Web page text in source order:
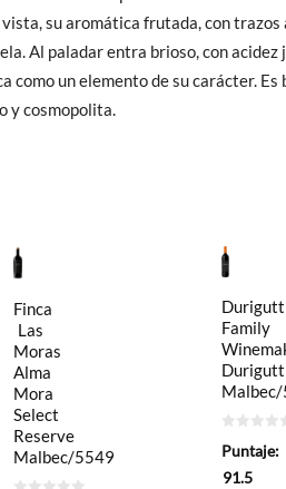
su aromática frutada, con trazos
Al paladar entra brioso, con acidez
como un elemento de su carácter. Es
y cosmopolita.
Finca
Las
Moras
Alma
Mora
Select
Reserve
Malbec/5549
Family
de
Puntaje:
91.5